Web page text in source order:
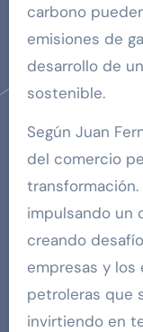
carbono
emisiones de
desarrollo de
sostenible.
Según Juan
del comercio
impulsando un
creando
empresas y los
petroleras que
invirtiendo en